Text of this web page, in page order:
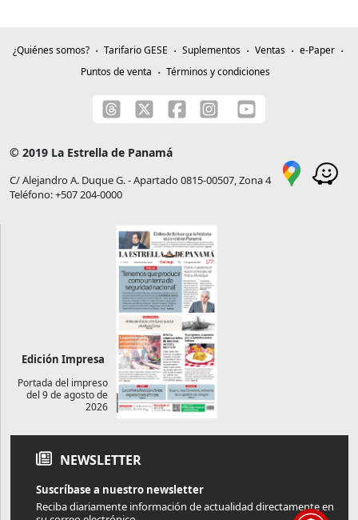
¿Quiénes somos? Tarifario GESE Suplementos Ventas
e-Paper
Puntos de venta
Términos y condiciones
© 2019 La Estrella de Panamá
C/ Alejandro A. Duque G. - Apartado 0815-00507, Zona 4
Teléfono: +507 204-0000
Edición Impresa
Portada del impreso
del 9 de agosto de
2026
NEWSLETTER
Suscríbase a nuestro newsletter
Reciba diariamente información de actualidad directamente en